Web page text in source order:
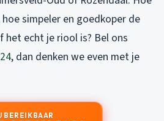
simpeler en goedkoper de
het echt je riool is? Bel ons
, dan denken we even met je
BEREIKBAAR